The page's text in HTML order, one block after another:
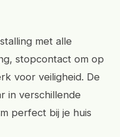
met alle
stopcontact om op
voor veiligheid. De
in verschillende
perfect bij je huis